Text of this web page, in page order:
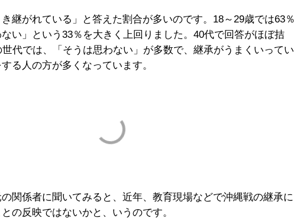
継がれている」と答えた割合が多いのです。18～29歳では63％
い」という33％を大きく上回りました。40代で回答がほぼ拮
代では、「そうは思わない」が多数で、継承がうまくいってい
る人の方が多くなっています。
関係者に聞いてみると、近年、教育現場などで沖縄戦の継承に
の反映ではないかと、いうのです。